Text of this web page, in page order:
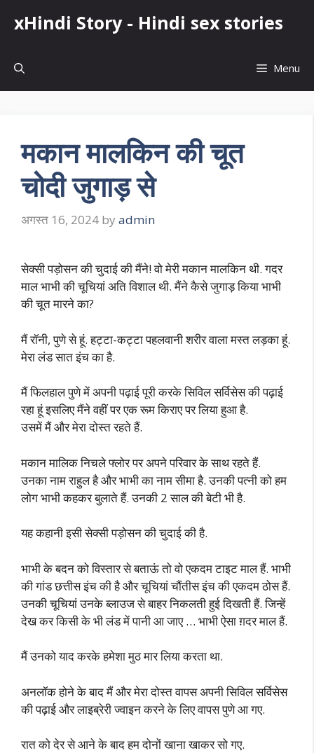
xHindi Story - Hindi sex stories
Menu
मकान मालकिन की चूत
चोदी जुगाड़ से
अगस्त 16, 2024 by admin
सेक्सी पड़ोसन की चुदाई की मैंने! वो मेरी मकान मालकिन थी. गदर
माल भाभी की चूचियां अति विशाल थी. मैंने कैसे जुगाड़ किया भाभी
की चूत मारने का?
मैं रॉनी, पुणे से हूं. हट्टा-कट्टा पहलवानी शरीर वाला मस्त लड़का हूं.
मेरा लंड सात इंच का है.
मैं फिलहाल पुणे में अपनी पढ़ाई पूरी करके सिविल सर्विसेस की पढ़ाई
रहा हूं इसलिए मैंने वहीं पर एक रूम किराए पर लिया हुआ है.
उसमें मैं और मेरा दोस्त रहते हैं.
मकान मालिक निचले फ्लोर पर अपने परिवार के साथ रहते हैं.
उनका नाम राहुल है और भाभी का नाम सीमा है. उनकी पत्नी को हम
लोग भाभी कहकर बुलाते हैं. उनकी 2 साल की बेटी भी है.
यह कहानी इसी सेक्सी पड़ोसन की चुदाई की है.
भाभी के बदन को विस्तार से बताऊं तो वो एकदम टाइट माल हैं. भाभी
की गांड छत्तीस इंच की है और चूचियां चौंतीस इंच की एकदम ठोस हैं.
उनकी चूचियां उनके ब्लाउज से बाहर निकलती हुई दिखती हैं. जिन्हें
देख कर किसी के भी लंड में पानी आ जाए … भाभी ऐसा ग़दर माल हैं.
मैं उनको याद करके हमेशा मुठ मार लिया करता था.
अनलॉक होने के बाद मैं और मेरा दोस्त वापस अपनी सिविल सर्विसेस
की पढ़ाई और लाइब्रेरी ज्वाइन करने के लिए वापस पुणे आ गए.
रात को देर से आने के बाद हम दोनों खाना खाकर सो गए.